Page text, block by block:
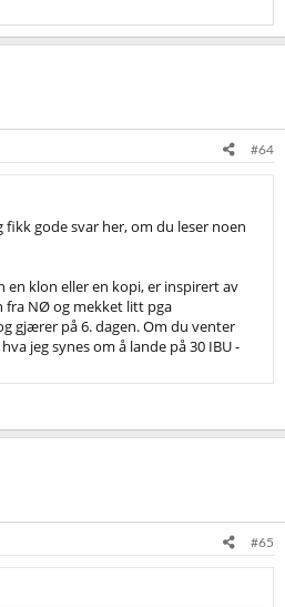
#64
fikk gode svar her, om du leser noen
en klon eller en kopi, er inspirert av
fra NØ og mekket litt pga
gjærer på 6. dagen. Om du venter
jeg synes om å lande på 30 IBU -
#65